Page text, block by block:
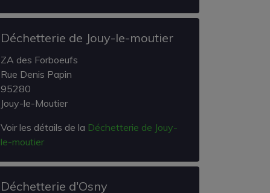
Déchetterie de Jouy-le-moutier
ZA des Forboeufs
Rue Denis Papin
95280
Jouy-le-Moutier
Voir les détails de la Déchetterie de Jouy-
le-moutier
Déchetterie d'Osny